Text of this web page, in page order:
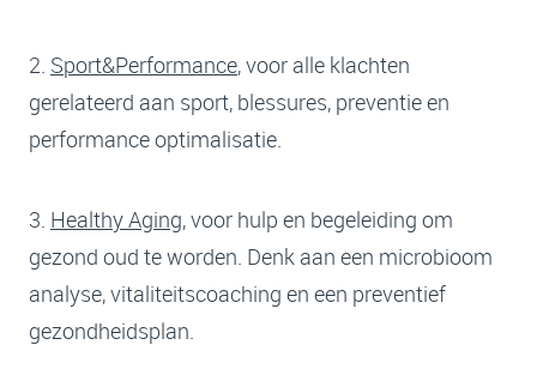
2. Sport&Performance, voor alle klachten
gerelateerd aan sport, blessures, preventie en
performance optimalisatie.
3. Healthy Aging, voor hulp en begeleiding om
gezond oud te worden. Denk aan een microbioom
analyse, vitaliteitscoaching en een preventief
gezondheidsplan.